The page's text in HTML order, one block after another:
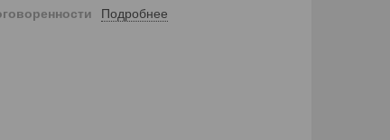
Подробнее